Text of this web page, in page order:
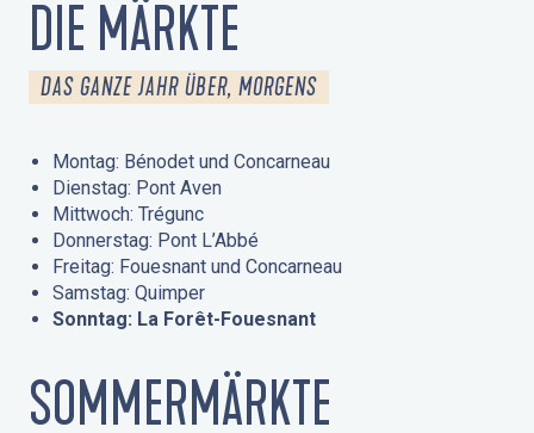
DIE MÄRKTE
DAS GANZE JAHR ÜBER, MORGENS
Montag: Bénodet und Concarneau
Dienstag: Pont Aven
Mittwoch: Trégunc
Donnerstag: Pont L’Abbé
Freitag: Fouesnant und Concarneau
Samstag: Quimper
Sonntag: La Forêt-Fouesnant
SOMMERMÄRKTE